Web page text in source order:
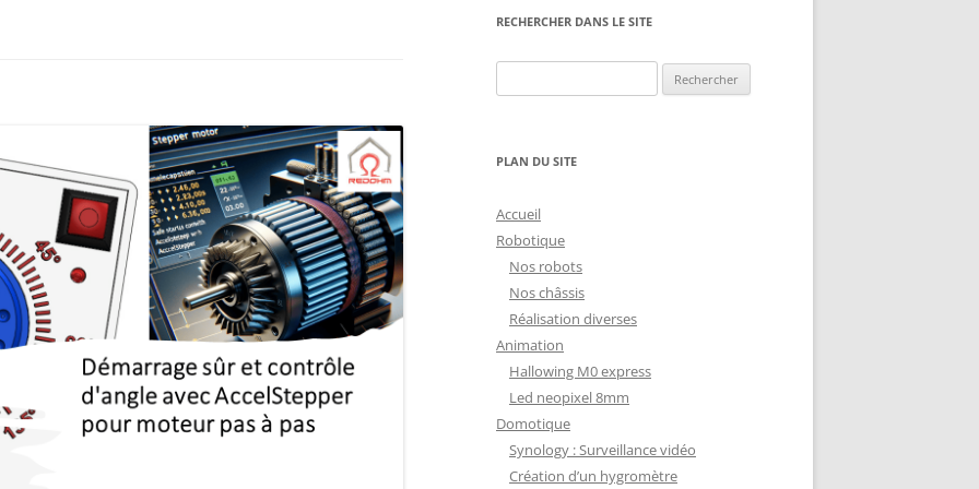
MATÉRIEL POLOLU
RECONNAISSANCE VOCALE
ROGUE ROBOTICS LECTURE MP3
CARTE SON
ECRAN ( 4DSYSTEMS / NEXTION ) ECRAN 4DSYSTEMS
ECRAN NEXTION
FONCTIONNEMENT D’UN BOUTON
POUSSOIR
DRIVER MOTEUR PAS À PAS
SERVOMOTEUR DYNAMIXEL SERVO XM430-W350
LE LANGAGE POUR PROCESSING
ARDUINO : PROGRAMMER AVEC
NOS RÉALISATIONS EN 3D
IMPRESSION 3D DU NET
L’HABITAT
RECHERCHER DANS LE SITE
PLAN DU SITE
Accueil
Robotique
Nos robots
Nos châssis
Réalisation diverses
Animation
Hallowing M0 express
Led neopixel 8mm
Domotique
Synology : Surveillance vidéo
Création d’un hygromètre